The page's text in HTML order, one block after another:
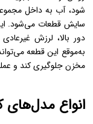
شود، آب به داخل
سایش قطعات می‌شود. این
دور بالا، لرزش
به‌موقع این قطعه
مخزن جلوگیری کند و
انواع مدل‌های